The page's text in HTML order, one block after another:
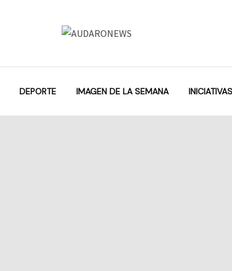
DEPORTE IMAGEN DE LA SEMANA INICIATIVAS